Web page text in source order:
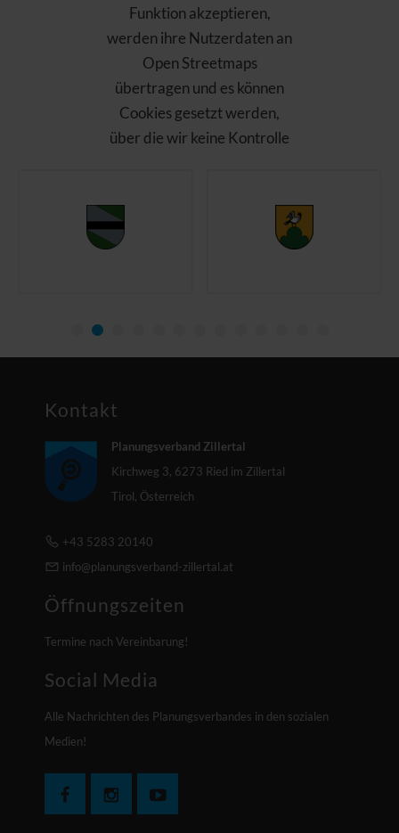
Funktion akzeptieren,
werden ihre Nutzerdaten an
Open Streetmaps
übertragen und es können
Cookies gesetzt werden,
über die wir keine Kontrolle
Kontakt
Planungsverband Zillertal
Kirchweg 3, 6273 Ried im Zillertal
Tirol, Österreich
+43 5283 20140
info@planungsverband-zillertal.at
Öffnungszeiten
Termine nach Vereinbarung!
Social Media
Alle Nachrichten des Planungsverbandes in den sozialen
Medien!